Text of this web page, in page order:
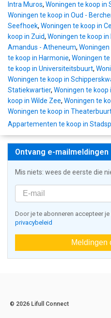
Intra Muros, Woningen te koop in
Woningen te koop in Oud -
Seefhoek, Woningen te koop in
koop in Zuid, Woningen te koop in
Amandus - Atheneum,
te koop in Harmonie, Woningen
te koop in Universiteitsbuurt,
Woningen te koop in
Statiekwartier, Woningen te koop
koop in Wilde Zee, Woningen te
Woningen te koop in
Appartementen te koop in
Ontvang e-mailmeldingen
Mis niets: wees de eerste die
Door je te abonneren accepteer je
privacybeleid
Meldingen
© 2026 Lifull Connect